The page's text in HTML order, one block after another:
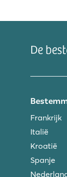
De
Frankrijk
Italië
Kroatië
Spanje